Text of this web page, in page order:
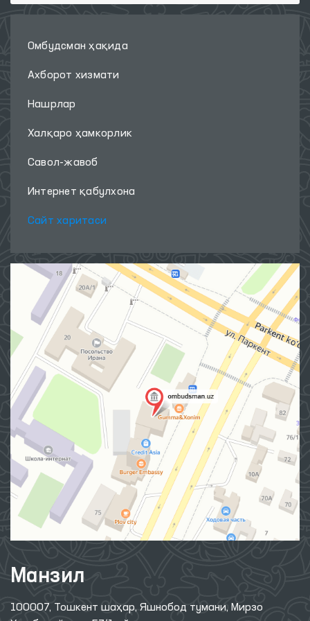
Омбудсман ҳақида
Ахборот хизмати
Нашрлар
Халқаро ҳамкорлик
Савол-жавоб
Интернет қабулхона
Сайт харитаси
Манзил
100007, Тошкент шаҳар, Яшнобод тумани, Мирзо